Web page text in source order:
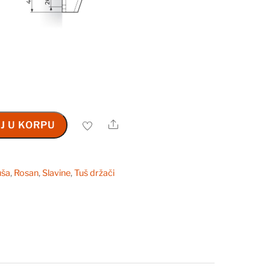
U KORPU Share
, Rosan,Slavine,Tuš držači